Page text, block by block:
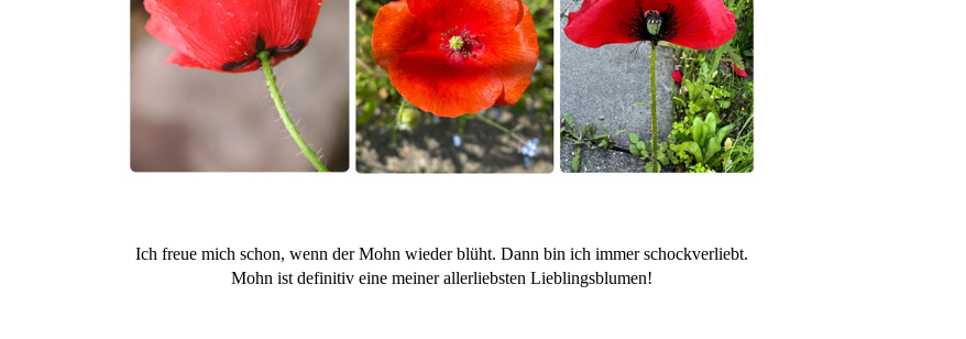
Ich freue mich schon, wenn der Mohn wieder blüht. Dann bin ich immer schockverliebt.
Mohn ist definitiv eine meiner allerliebsten Lieblingsblumen!